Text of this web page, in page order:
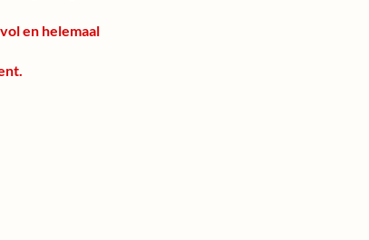
en helemaal